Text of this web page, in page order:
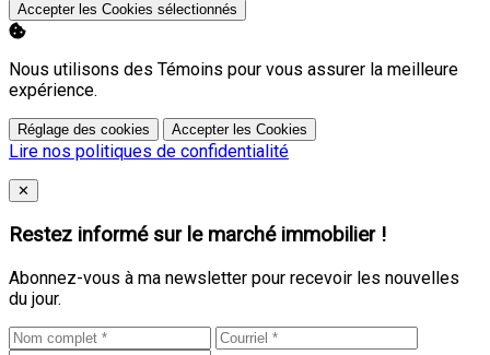
Accepter les Cookies sélectionnés
Nous utilisons des Témoins pour vous assurer la meilleure
expérience.
Réglage des cookies Accepter les Cookies
Lire nos politiques de confidentialité
Close
✕
Restez informé sur le marché immobilier !
Abonnez-vous à ma newsletter pour recevoir les nouvelles
du jour.